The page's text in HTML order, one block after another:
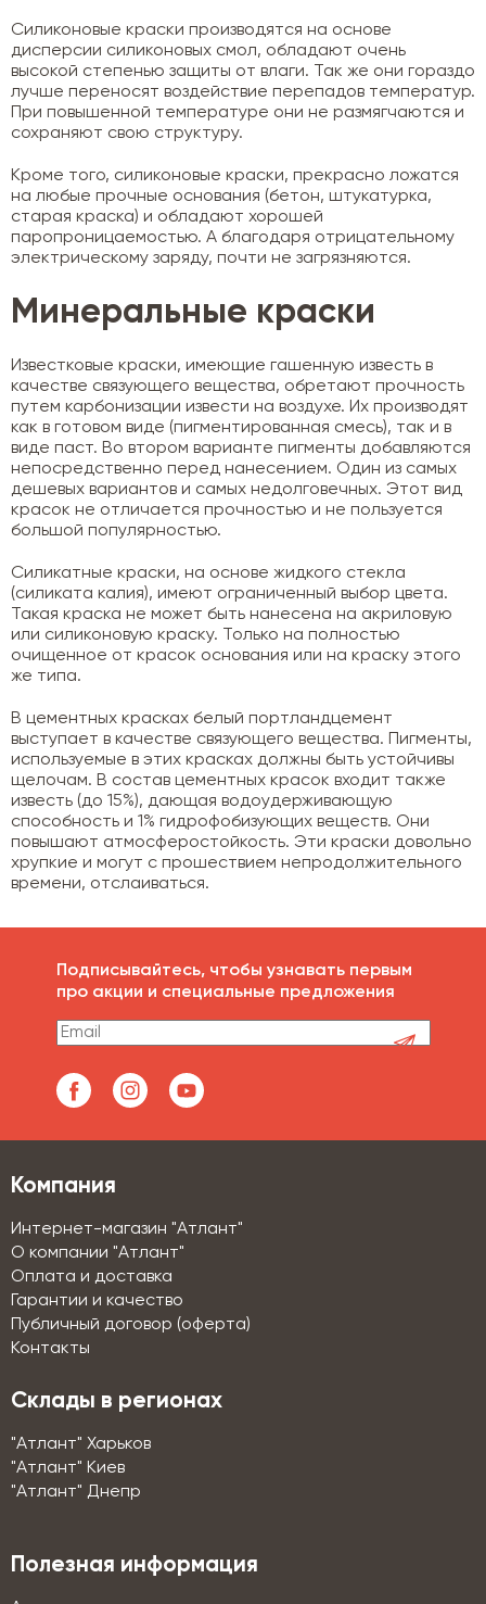
Силиконовые краски производятся на основе
дисперсии силиконовых смол, обладают очень
высокой степенью защиты от влаги. Так же они гораздо
лучше переносят воздействие перепадов температур.
При повышенной температуре они не размягчаются и
сохраняют свою структуру.
Кроме того, силиконовые краски, прекрасно ложатся
на любые прочные основания (бетон, штукатурка,
старая краска) и обладают хорошей
паропроницаемостью. А благодаря отрицательному
электрическому заряду, почти не загрязняются.
Минеральные краски
Известковые краски, имеющие гашенную известь в
качестве связующего вещества, обретают прочность
путем карбонизации извести на воздухе. Их производят
как в готовом виде (пигментированная смесь), так и в
виде паст. Во втором варианте пигменты добавляются
непосредственно перед нанесением. Один из самых
дешевых вариантов и самых недолговечных. Этот вид
красок не отличается прочностью и не пользуется
большой популярностью.
Силикатные краски, на основе жидкого стекла
(силиката калия), имеют ограниченный выбор цвета.
Такая краска не может быть нанесена на акриловую
или силиконовую краску. Только на полностью
очищенное от красок основания или на краску этого
же типа.
В цементных красках белый портландцемент
выступает в качестве связующего вещества. Пигменты,
используемые в этих красках должны быть устойчивы
щелочам. В состав цементных красок входит также
известь (до 15%), дающая водоудерживающую
способность и 1% гидрофобизующих веществ. Они
повышают атмосферостойкость. Эти краски довольно
хрупкие и могут с прошествием непродолжительного
времени, отслаиваться.
Подписывайтесь, чтобы узнавать первым
про акции и специальные предложения
Компания
Интернет-магазин "Атлант"
О компании "Атлант"
Оплата и доставка
Гарантии и качество
Публичный договор (оферта)
Контакты
Склады в регионах
"Атлант" Харьков
"Атлант" Киев
"Атлант" Днепр
Полезная информация